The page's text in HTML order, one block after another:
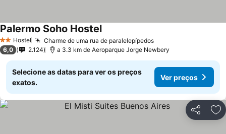
2 Estrelas
Hostel Charme de uma rua de paralelepípedos
Palermo Soho Hostel
6,0 2.124 a 3.3 km de Aeroparque Jorge Newbery
Selecione as datas para ver os preços
exatos.
Ver preços
Partilhar